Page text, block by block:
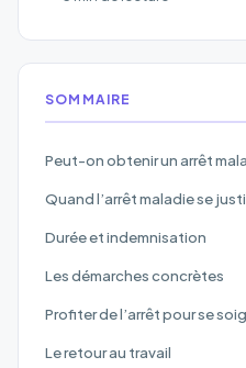
SOMMAIRE
Peut-on obtenir un arrêt
Quand l’arrêt maladie se
Durée et indemnisation
Les démarches concrètes
Profiter de l’arrêt pour se
Le retour au travail